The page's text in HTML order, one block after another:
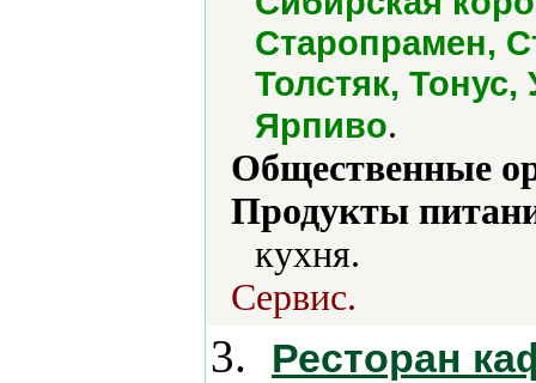
Старопрамен,
Толстяк,
Ярпиво.
Общественные
Продукты
кухня.
Сервис.
3.
Ресторан